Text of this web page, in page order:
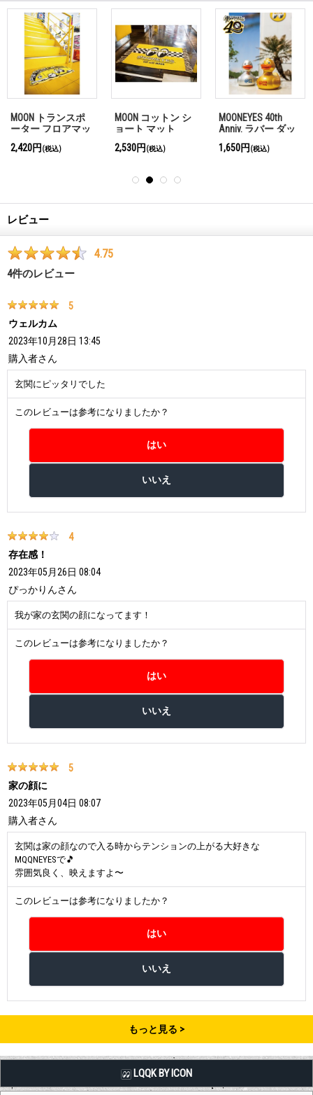
MOON トランスポ
ーター フロアマッ
2,420円 (税込)
MOON コットン シ
ョート マット
2,530円 (税込)
MOONEYES 40th
Anniv. ラバー ダッ
1,650円 (税込)
レビュー
4.75
4件のレビュー
5
ウェルカム
2023年10月28日 13:45
購入者さん
玄関にピッタリでした
このレビューは参考になりましたか？
4
存在感！
2023年05月26日 08:04
ぴっかりんさん
我が家の玄関の顔になってます！
このレビューは参考になりましたか？
5
家の顔に
2023年05月04日 08:07
購入者さん
玄関は家の顔なので入る時からテンションの上がる大好きな
MQQNEYESで🎵
雰囲気良く、映えますよ〜
このレビューは参考になりましたか？
もっと見る
LQQK BY ICON